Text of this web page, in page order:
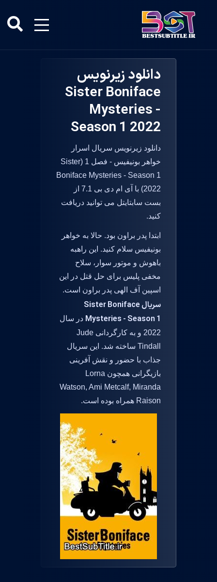
دانلود زیرنویس
Sister Boniface
Mysteries -
Season 1 2022
دانلود زیرنویس سریال اسرار
خواهر بونیفیس - فصل 1 (Sister
Boniface Mysteries - Season 1
2022) با آی ام دی بی 7.1 از
بست سابتایتل می توانید دریافت
کنید.
ابتدا پدر براون بود. حالا به خواهر
بونیفیس سلام کنید. این راهبه
باهوش و موتور سوار، سلاح
مخفی پلیس برای حل قتل در این
اسپین آف الهی پدر براون است.
سریال Sister Boniface
Mysteries - Season 1 در سال
2022 و به کارگردانی Jude
Tindall ساخته شد. این سریال
جذاب با حضور و نقش آفرینی
بازیگرانی همچون Lorna
Watson, Ami Metcalf, Miranda
Raison همراه بوده است.